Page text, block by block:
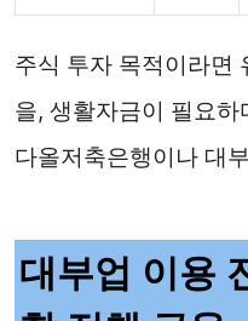
주식 투자 목적이라면
을, 생활자금이 필요
다올저축은행이나 대
대부업 이용